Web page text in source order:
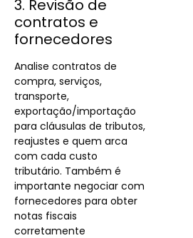
3. Revisão de
contratos e
fornecedores
Analise contratos de
compra, serviços,
transporte,
exportação/importação
para cláusulas de tributos,
reajustes e quem arca
com cada custo
tributário. Também é
importante negociar com
fornecedores para obter
notas fiscais
corretamente